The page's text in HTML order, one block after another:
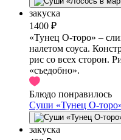
закуска
1400 ₽
«Тунец О-торо» –
налетом соуса.
рис со всех сторон.
«съедобно».
Блюдо понравилось
Суши «Тунец О-
закуска